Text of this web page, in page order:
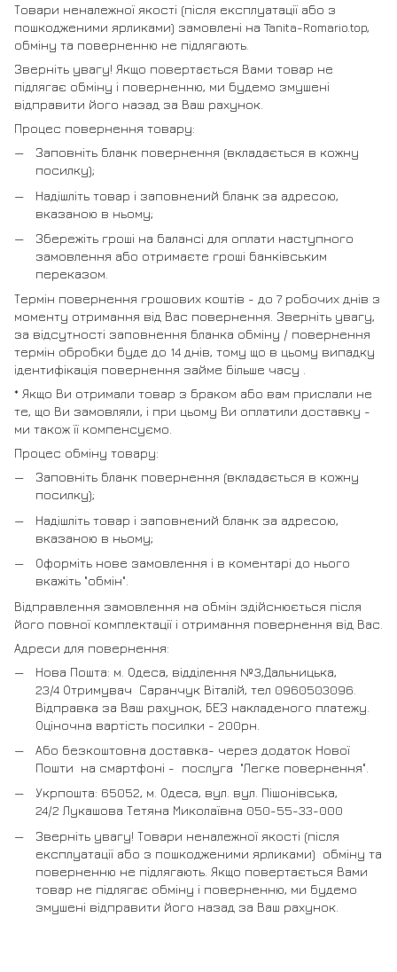
Товари неналежної якості (після експлуатації або з
пошкодженими ярликами) замовлені на Tanita-Romario.top,
обміну та поверненню не підлягають.
Зверніть увагу! Якщо повертається Вами товар не
підлягає обміну і поверненню, ми будемо змушені
відправити його назад за Ваш рахунок.
Процес повернення товару:
Заповніть бланк повернення (вкладається в кожну
посилку);
Надішліть товар і заповнений бланк за адресою,
вказаною в ньому;
Збережіть гроші на балансі для оплати наступного
замовлення або отримаєте гроші банківським
переказом.
Термін повернення грошових коштів - до 7 робочих днів з
моменту отримання від Вас повернення. Зверніть увагу,
за відсутності заповнення бланка обміну / повернення
термін обробки буде до 14 днів, тому що в цьому випадку
ідентифікація повернення займе більше часу .
* Якщо Ви отримали товар з браком або вам прислали не
те, що Ви замовляли, і при цьому Ви оплатили доставку -
ми також її компенсуємо.
Процес обміну товару:
Заповніть бланк повернення (вкладається в кожну
посилку);
Надішліть товар і заповнений бланк за адресою,
вказаною в ньому;
Оформіть нове замовлення і в коментарі до нього
вкажіть "обмін".
Відправлення замовлення на обмін здійснюється після
його повної комплектації і отримання повернення від Вас.
Адреси для повернення:
Нова Пошта: м. Одеса, відділення №3,Дальницька,
23/4 Отримувач Саранчук Віталій, тел 0960503096.
Відправка за Ваш рахунок, БЕЗ накладеного платежу.
Оціночна вартість посилки - 200рн.
Або безкоштовна доставка- через додаток Нової
Пошти на смартфоні - послуга "Легке повернення".
Укрпошта: 65052, м. Одеса, вул. вул. Пішонівська,
24/2 Лукашова Тетяна Миколаївна 050-55-33-000
Зверніть увагу! Товари неналежної якості (після
експлуатації або з пошкодженими ярликами) обміну та
поверненню не підлягають. Якщо повертається Вами
товар не підлягає обміну і поверненню, ми будемо
змушені відправити його назад за Ваш рахунок.